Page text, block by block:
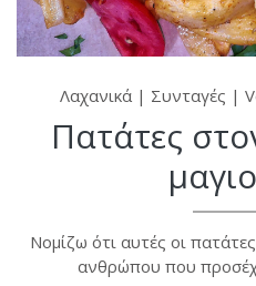
Λαχανικά | Συνταγές |
Πατάτες
Νομίζω ότι αυτές οι
ανθρώπου που